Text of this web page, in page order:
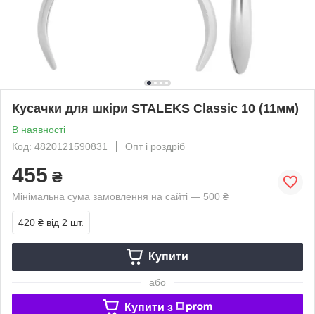
Кусачки для шкіри STALEKS Classic 10 (11мм)
В наявності
Код: 4820121590831
Опт і роздріб
455 ₴
Мінімальна сума замовлення на сайті — 500 ₴
420 ₴ від 2 шт.
Купити
або
Купити з